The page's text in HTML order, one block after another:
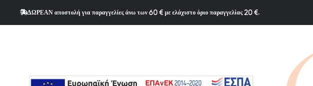
ΔΩΡΕΑΝ αποστολή για παραγγελίες άνω των 60 € με ελάχιστο όριο παραγγελίας 20 €.